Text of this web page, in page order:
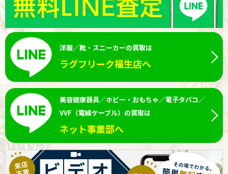
洋服／靴・スニーカーの買取は
ラグフリーク福生店へ
美容健康器具／ホビー・おもちゃ／電子タバコ／
VVF（電線ケーブル）の買取は
ネット事業部へ